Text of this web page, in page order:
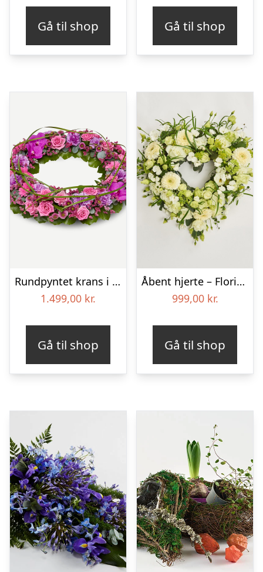
Gå til shop Gå til shop
Rundpyntet krans i klassisk stil – pink
1.499,00 kr.
Gå til shop
Åbent hjerte – Floristens kreative valg
999,00 kr.
Gå til shop